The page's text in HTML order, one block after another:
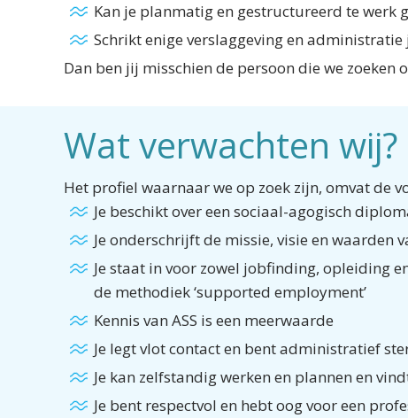
Kan je planmatig en gestructureerd te werk
Schrikt enige verslaggeving en administratie
Dan ben jij misschien de persoon die we
Wat verwachten wij?
Het profiel waarnaar we op zoek zijn, omvat de
Je beschikt over een sociaal-agogisch
Je onderschrijft de missie, visie en waarden
Je staat in voor zowel jobfinding, opleiding
de methodiek ‘supported employment’
Kennis van ASS is een meerwaarde
Je legt vlot contact en bent administratief
Je kan zelfstandig werken en plannen en
Je bent respectvol en hebt oog voor een